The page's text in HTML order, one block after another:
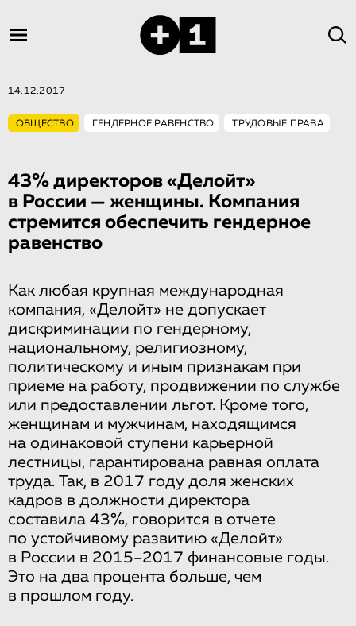
14.12.2017
ОБЩЕСТВО ГЕНДЕРНОЕ РАВЕНСТВО ТРУДОВЫЕ ПРАВА
43% директоров «Делойт»
в России — женщины. Компания
стремится обеспечить гендерное
равенство
Как любая крупная международная
компания, «Делойт» не допускает
дискриминации по гендерному,
национальному, религиозному,
политическому и иным признакам при
приеме на работу, продвижении по службе
или предоставлении льгот. Кроме того,
женщинам и мужчинам, находящимся
на одинаковой ступени карьерной
лестницы, гарантирована равная оплата
труда. Так, в 2017 году доля женских
кадров в должности директора
составила 43%, говорится в отчете
по устойчивому развитию «Делойт»
в России в 2015–2017 финансовые годы.
Это на два процента больше, чем
в прошлом году.